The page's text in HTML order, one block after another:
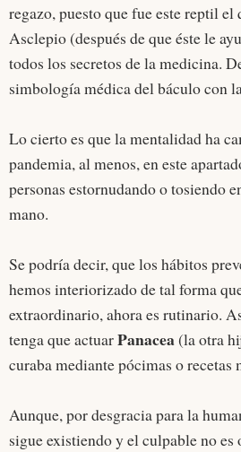
regazo, puesto que fue este reptil
Asclepio (después de que éste le
todos los secretos de la medicina.
simbología médica del báculo con
Lo cierto es que la mentalidad ha
pandemia, al menos, en este
personas estornudando o tosiendo
mano.
Se podría decir, que los hábitos
hemos interiorizado de tal forma
extraordinario, ahora es rutinario.
tenga que actuarPanacea(la otra
curaba mediante pócimas o recetas
Aunque, por desgracia para la
sigue existiendo y el culpable no